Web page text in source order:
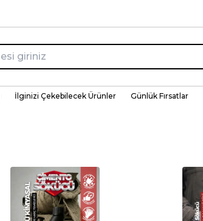
İlginizi Çekebilecek Ürünler Günlük Fırsatlar